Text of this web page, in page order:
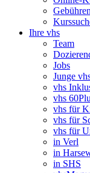
Ihre vhs
Team
Jobs
Junge
vhs
vhs
vhs für
vhs für
vhs für
in Verl
in
in SHS